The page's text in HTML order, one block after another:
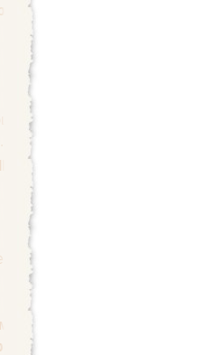
1979
мозга
может начаться с
AMERICAN
способности
веществ